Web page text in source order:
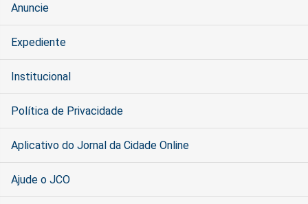
Anuncie
Expediente
Institucional
Política de Privacidade
Aplicativo do Jornal da Cidade Online
Ajude o JCO